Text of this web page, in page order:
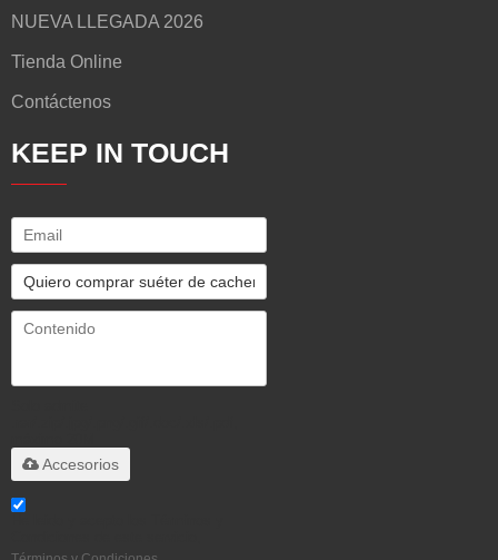
NUEVA LLEGADA 2026
Tienda Online
Contáctenos
KEEP IN TOUCH
Accesorios